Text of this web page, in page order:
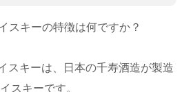
スキーの特徴は何ですか？
スキーは、日本の千寿酒造が製造
スキーです。